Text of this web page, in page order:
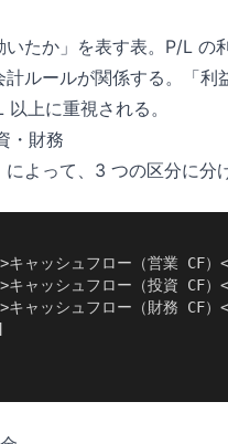
たか」を表す表。P/L の
ルールが関係する。「
上に重視される。
・財務
よって、3 つの区分に分
ャッシュフロー（営業 CF）
ャッシュフロー（投資 CF）
ャッシュフロー（財務 CF）